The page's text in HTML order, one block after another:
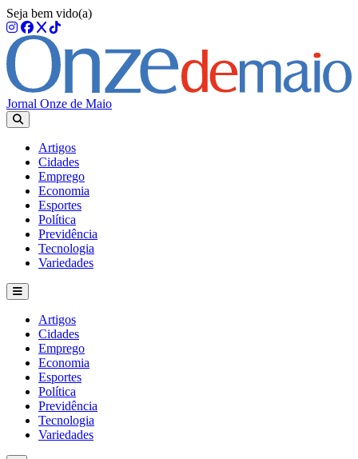
Seja bem vido(a)
Jornal Onze de Maio
Artigos
Cidades
Emprego
Economia
Esportes
Política
Previdência
Tecnologia
Variedades
Artigos
Cidades
Emprego
Economia
Esportes
Política
Previdência
Tecnologia
Variedades